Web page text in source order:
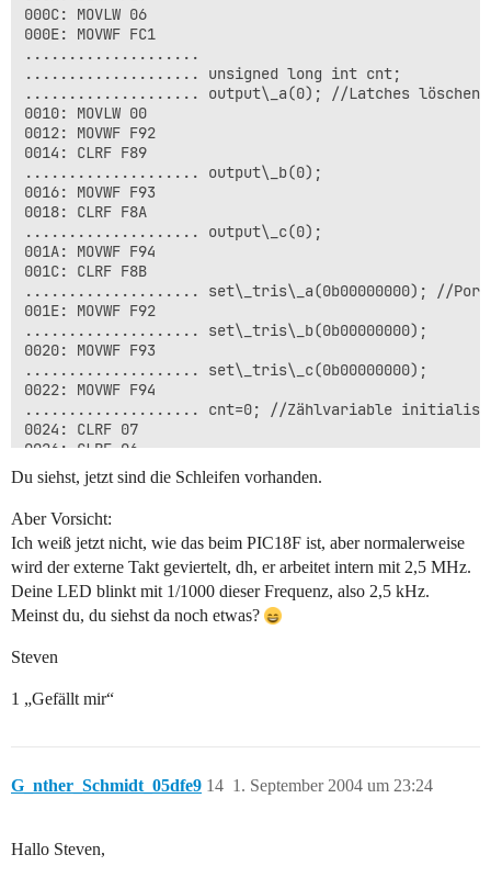
.................... }
.................... }
000C: MOVLW 06
000E: MOVWF FC1
....................
.................... unsigned long int cnt;
.................... output\_a(0); //Latches löschen
0010: MOVLW 00
0012: MOVWF F92
0014: CLRF F89
.................... output\_b(0);
0016: MOVWF F93
0018: CLRF F8A
.................... output\_c(0);
001A: MOVWF F94
001C: CLRF F8B
.................... set\_tris\_a(0b00000000); //Ports
001E: MOVWF F92
.................... set\_tris\_b(0b00000000);
0020: MOVWF F93
.................... set\_tris\_c(0b00000000);
0022: MOVWF F94
.................... cnt=0; //Zählvariable
0024: CLRF 07
0026: CLRF 06
.................... while (1){
.................... output\_high(PIN\_B4); //eine LED
0028: BCF F93.4
002A: BSF F8A.4
.................... cnt = cnt + 1;
002C: MOVLW 01
002E: ADDWF 06,F
0030: MOVLW 00
0032: ADDWFC 07,F
.................... {
0036: SUBLW 02
0040: BTFSS FD8.2
0048: SUBLW E8
004A: BTFSC FD8.0
Du siehst, jetzt sind die Schleifen vorhanden.
Aber Vorsicht:
Ich weiß jetzt nicht, wie das beim PIC18F ist, aber normalerweise
wird der externe Takt geviertelt, dh, er arbeitet intern mit 2,5 MHz.
Deine LED blinkt mit 1/1000 dieser Frequenz, also 2,5 kHz.
Meinst du, du siehst da noch etwas?
Steven
1 „Gefällt mir“
G_nther_Schmidt_05dfe9 1. September 2004 um 23:24
14
Hallo Steven,